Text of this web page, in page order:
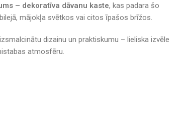
– dekoratīva dāvanu kaste, kas padara šo
mājokļa svētkos vai citos īpašos brīžos.
dizainu un praktiskumu – lieliska izvēle
atmosfēru.